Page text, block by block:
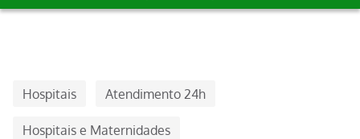
Hospitais Atendimento 24h
Hospitais e Maternidades